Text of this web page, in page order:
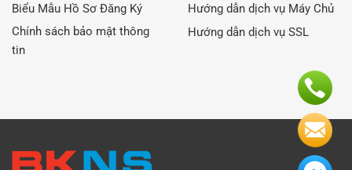
Biểu Mẫu Hồ Sơ Đăng Ký
Chính sách bảo mật thông
tin
Hướng dẫn dịch vụ Máy Chủ
Hướng dẫn dịch vụ SSL